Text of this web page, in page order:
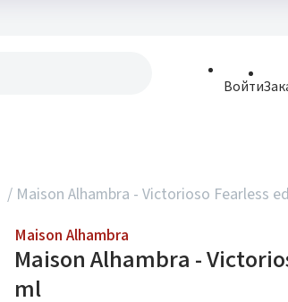
Войти
/ Maison Alhambra - Victorioso Fearless
Maison Alhambra
Maison Alhambra -
ml